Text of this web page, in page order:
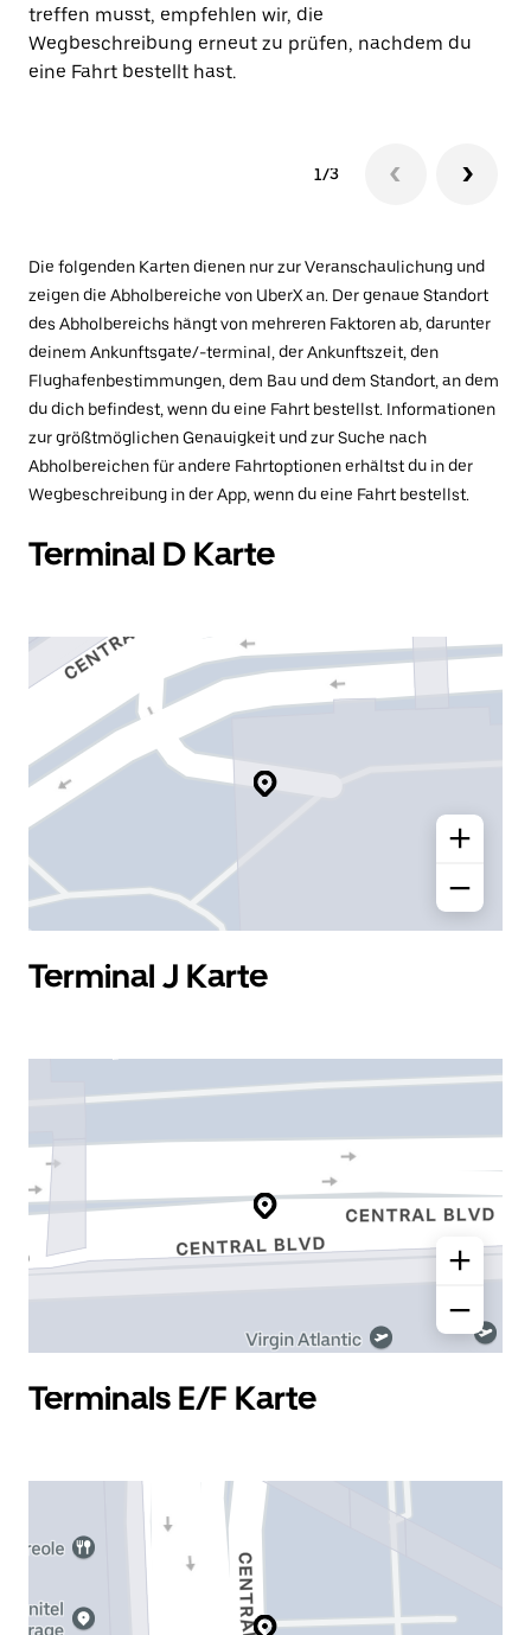
treffen musst, empfehlen wir, die
Wegbeschreibung erneut zu prüfen, nachdem du
eine Fahrt bestellt hast.
1/3
Die folgenden Karten dienen nur zur Veranschaulichung und
zeigen die Abholbereiche von UberX an. Der genaue Standort
des Abholbereichs hängt von mehreren Faktoren ab, darunter
deinem Ankunftsgate/-terminal, der Ankunftszeit, den
Flughafenbestimmungen, dem Bau und dem Standort, an dem
du dich befindest, wenn du eine Fahrt bestellst. Informationen
zur größtmöglichen Genauigkeit und zur Suche nach
Abholbereichen für andere Fahrtoptionen erhältst du in der
Wegbeschreibung in der App, wenn du eine Fahrt bestellst.
Terminal D Karte
Terminal J Karte
Terminals E/F Karte